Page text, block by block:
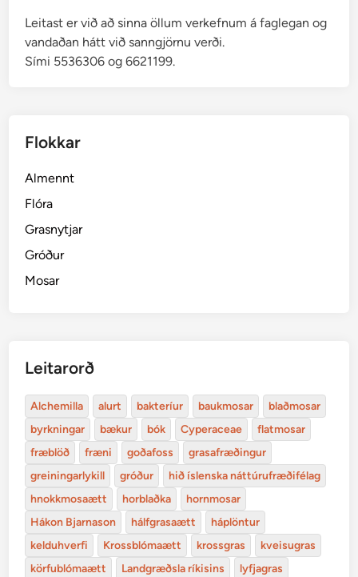
Leitast er við að sinna öllum verkefnum á faglegan og
vandaðan hátt við sanngjörnu verði.
Sími 5536306 og 6621199.
Flokkar
Almennt
Flóra
Grasnytjar
Gróður
Mosar
Leitarorð
Alchemilla alurt bakteríur baukmosar
blaðmosar
byrkningar
bækur bók Cyperaceae
flatmosar
fræblöð
fræni goðafoss
grasafræðingur
greiningarlykill
gróður
hið íslenska náttúrufræðifélag
hnokkmosaætt
horblaðka
hornmosar
Hákon Bjarnason
hálfgrasaætt
háplöntur
kelduhverfi
Krossblómaætt krossgras
kveisugras
körfublómaætt
Landgræðsla ríkisins lyfjagras